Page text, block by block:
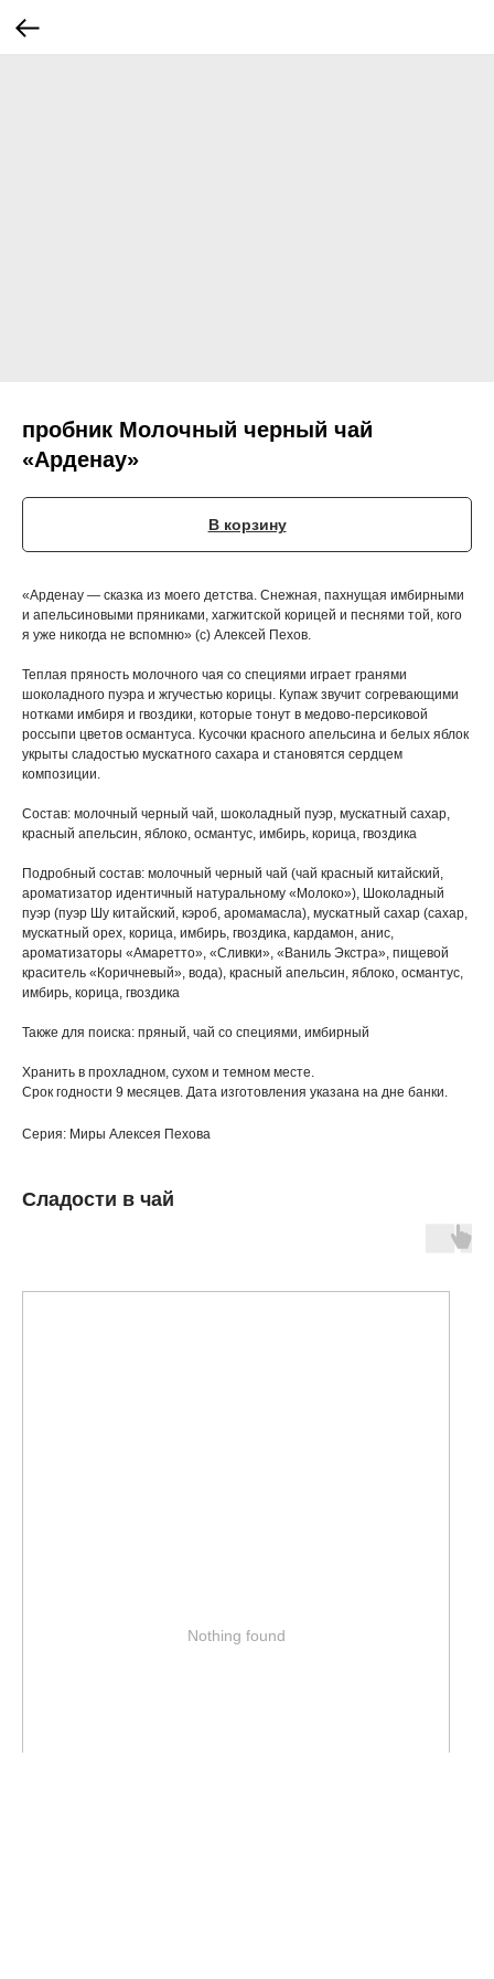
пробник Молочный черный чай
«Арденау»
В корзину
«Арденау — сказка из моего детства. Снежная, пахнущая имбирными
и апельсиновыми пряниками, хагжитской корицей и песнями той, кого
я уже никогда не вспомню» (с) Алексей Пехов.
Теплая пряность молочного чая со специями играет гранями
шоколадного пуэра и жгучестью корицы. Купаж звучит согревающими
нотками имбиря и гвоздики, которые тонут в медово-персиковой
россыпи цветов османтуса. Кусочки красного апельсина и белых яблок
укрыты сладостью мускатного сахара и становятся сердцем
композиции.
Состав: молочный черный чай, шоколадный пуэр, мускатный сахар,
красный апельсин, яблоко, османтус, имбирь, корица, гвоздика
Подробный состав: молочный черный чай (чай красный китайский,
ароматизатор идентичный натуральному «Молоко»), Шоколадный
пуэр (пуэр Шу китайский, кэроб, аромамасла), мускатный сахар (сахар,
мускатный орех, корица, имбирь, гвоздика, кардамон, анис,
ароматизаторы «Амаретто», «Сливки», «Ваниль Экстра», пищевой
краситель «Коричневый», вода), красный апельсин, яблоко, османтус,
имбирь, корица, гвоздика
Также для поиска: пряный, чай со специями, имбирный
Хранить в прохладном, сухом и темном месте.
Срок годности 9 месяцев. Дата изготовления указана на дне банки.
Серия: Миры Алексея Пехова
Сладости в чай
Nothing found